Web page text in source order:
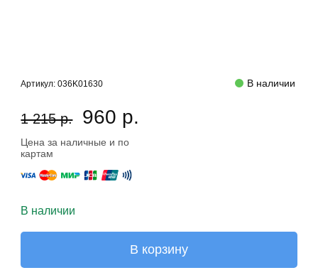
Артикул:036K01630 В наличии
1 215 р. 960 р.
Цена за наличные и по
картам
В наличии
В корзину